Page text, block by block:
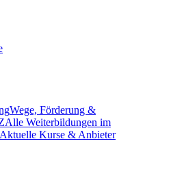
Wege, Förderung &
Alle Weiterbildungen im
Aktuelle Kurse & Anbieter